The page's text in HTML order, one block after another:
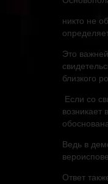
никто не
Это
близкого
Если со
возникает
Ведь в
Ответ